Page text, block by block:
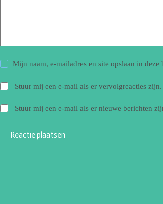
Mijn naam, e-mailadres en site opslaan in
Stuur mij een e-mail als er vervolgreacties zijn.
Stuur mij een e-mail als er nieuwe berichten
Reactie plaatsen